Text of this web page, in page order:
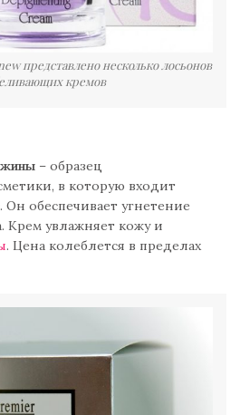
представлено несколько лосьонов
кремов
– образец
в которую входит
обеспечивает угнетение
Крем увлажняет кожу и
. Цена колеблется в пределах